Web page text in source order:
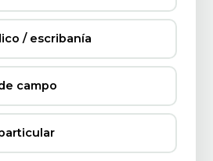
/ escribanía
campo